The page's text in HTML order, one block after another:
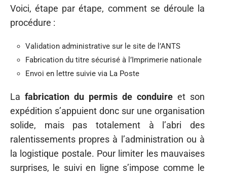
Voici, étape par étape, comment se déroule la
procédure :
Validation administrative sur le site de l’ANTS
Fabrication du titre sécurisé à l’Imprimerie nationale
Envoi en lettre suivie via La Poste
La fabrication du permis de conduire et son
expédition s’appuient donc sur une organisation
solide, mais pas totalement à l’abri des
ralentissements propres à l’administration ou à
la logistique postale. Pour limiter les mauvaises
surprises, le suivi en ligne s’impose comme le